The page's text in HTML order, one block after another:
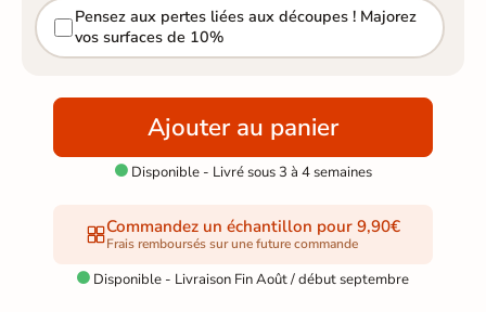
Pensez aux pertes liées aux découpes ! Majorez
vos surfaces de 10%
Ajouter au panier
Disponible - Livré sous 3 à 4 semaines
Commandez un échantillon pour 9,90€
Frais remboursés sur une future commande
 Disponible - Livraison Fin Août / début septembre